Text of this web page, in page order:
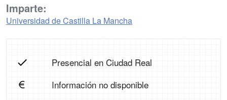
Imparte:
Universidad de Castilla La Mancha
Presencial en Ciudad Real
Información no disponible